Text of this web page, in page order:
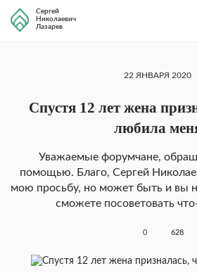
Сергей
Николаевич
Лазарев
22 ЯНВАРЯ 2020
Спустя 12 лет жена
любила
Уважаемые форумчане,
помощью. Благо, Сергей
мою просьбу, но может быть и вы
сможете посоветовать
0 628